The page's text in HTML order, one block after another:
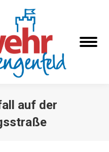
auf der